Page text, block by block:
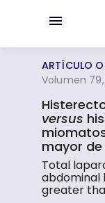
ARTÍCULO
Volumen
versus
mayor de
Total
abdominal
greater